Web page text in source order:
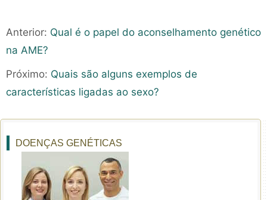
Anterior: Qual é o papel do aconselhamento genético
na AME?
Próximo: Quais são alguns exemplos de
características ligadas ao sexo?
DOENÇAS GENÉTICAS